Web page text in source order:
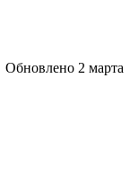
Обновлено 2 марта